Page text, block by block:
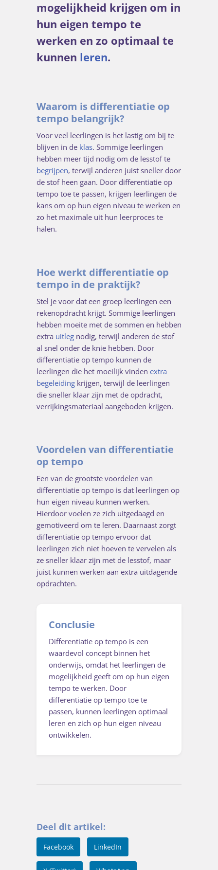
mogelijkheid krijgen om in
hun eigen tempo te
werken en zo optimaal te
kunnen leren.
Waarom is differentiatie op
tempo belangrijk?
Voor veel leerlingen is het lastig om bij te
blijven in de klas. Sommige leerlingen
hebben meer tijd nodig om de lesstof te
begrijpen, terwijl anderen juist sneller door
de stof heen gaan. Door differentiatie op
tempo toe te passen, krijgen leerlingen de
kans om op hun eigen niveau te werken en
zo het maximale uit hun leerproces te
halen.
Hoe werkt differentiatie op
tempo in de praktijk?
Stel je voor dat een groep leerlingen een
rekenopdracht krijgt. Sommige leerlingen
hebben moeite met de sommen en hebben
extra uitleg nodig, terwijl anderen de stof
al snel onder de knie hebben. Door
differentiatie op tempo kunnen de
leerlingen die het moeilijk vinden extra
begeleiding krijgen, terwijl de leerlingen
die sneller klaar zijn met de opdracht,
verrijkingsmateriaal aangeboden krijgen.
Voordelen van differentiatie
op tempo
Een van de grootste voordelen van
differentiatie op tempo is dat leerlingen op
hun eigen niveau kunnen werken.
Hierdoor voelen ze zich uitgedaagd en
gemotiveerd om te leren. Daarnaast zorgt
differentiatie op tempo ervoor dat
leerlingen zich niet hoeven te vervelen als
ze sneller klaar zijn met de lesstof, maar
juist kunnen werken aan extra uitdagende
opdrachten.
Conclusie
Differentiatie op tempo is een
waardevol concept binnen het
onderwijs, omdat het leerlingen de
mogelijkheid geeft om op hun eigen
tempo te werken. Door
differentiatie op tempo toe te
passen, kunnen leerlingen optimaal
leren en zich op hun eigen niveau
ontwikkelen.
Deel dit artikel:
Facebook LinkedIn